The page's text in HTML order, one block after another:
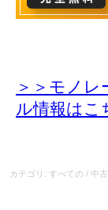
＞＞モノ
ル情報はこ
カテゴリ: すべての / 中